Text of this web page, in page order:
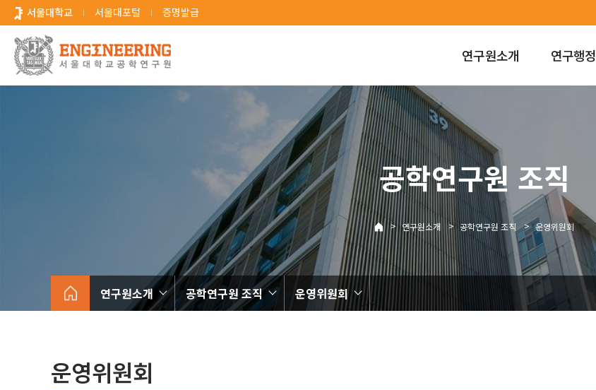
로
서울대학교 서울대포털 증명발급
연구원소개 연구행정
공학연구원 조직
> 연구원소개 > 공학연구원 조직 > 운영위원회
연구원소개 공학연구원 조직 운영위원회
운영위원회